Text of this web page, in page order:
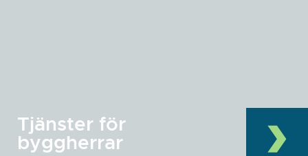
Tjänster för
byggherrar